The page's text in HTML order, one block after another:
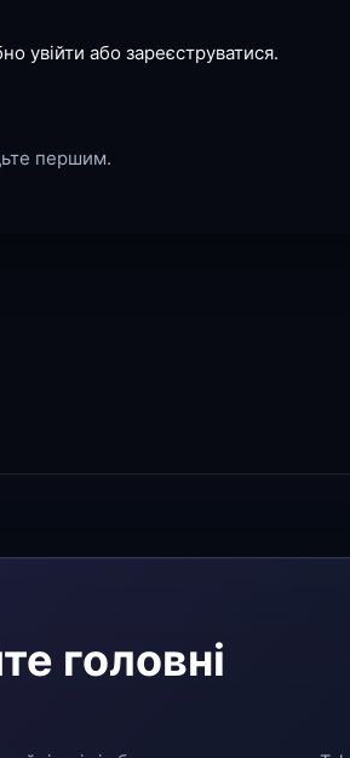
увійти або зареєструватися.
першим.
головні